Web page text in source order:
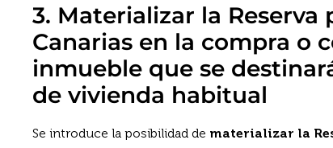
3. Materializar la Reserva
Canarias en la compra o
inmueble que se
de vivienda habitual
Se introduce la posibilidad de materializar la